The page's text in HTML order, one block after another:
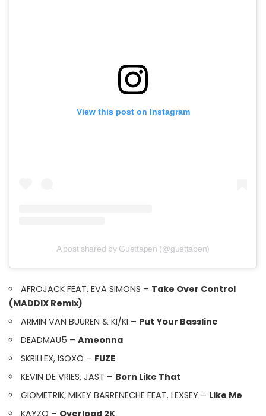
View this post on Instagram
A post shared by Guettapen (@guettapen)
AFROJACK FEAT. EVA SIMONS – Take Over Control
(MADDIX Remix)
ARMIN VAN BUUREN & KI/KI – Put Your Bassline
DEADMAU5 –Ameonna
SKRILLEX, ISOXO – FUZE
KEVIN DE VRIES, JAST – Born Like That
GIOMETRIK, MIKEY BARRENECHE FEAT. LEXSEY – Like Me
KAYZO – Overload 2K